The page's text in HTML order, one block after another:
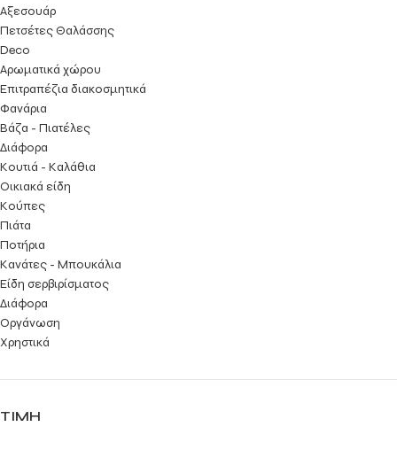
Αξεσουάρ
Πετσέτες Θαλάσσης
Deco
Αρωματικά χώρου
Επιτραπέζια διακοσμητικά
Φανάρια
Βάζα - Πιατέλες
Διάφορα
Κουτιά - Καλάθια
Οικιακά είδη
Κούπες
Πιάτα
Ποτήρια
Κανάτες - Μπουκάλια
Είδη σερβιρίσματος
Διάφορα
Οργάνωση
Χρηστικά
ΤΙΜΉ